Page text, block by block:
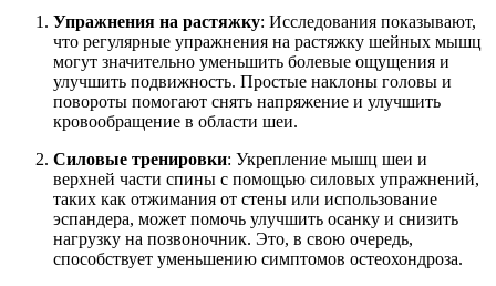
Упражнения на растяжку: Исследования показывают,
что регулярные упражнения на растяжку шейных мышц
могут значительно уменьшить болевые ощущения и
улучшить подвижность. Простые наклоны головы и
повороты помогают снять напряжение и улучшить
кровообращение в области шеи.
Силовые тренировки: Укрепление мышц шеи и
верхней части спины с помощью силовых упражнений,
таких как отжимания от стены или использование
эспандера, может помочь улучшить осанку и снизить
нагрузку на позвоночник. Это, в свою очередь,
способствует уменьшению симптомов остеохондроза.